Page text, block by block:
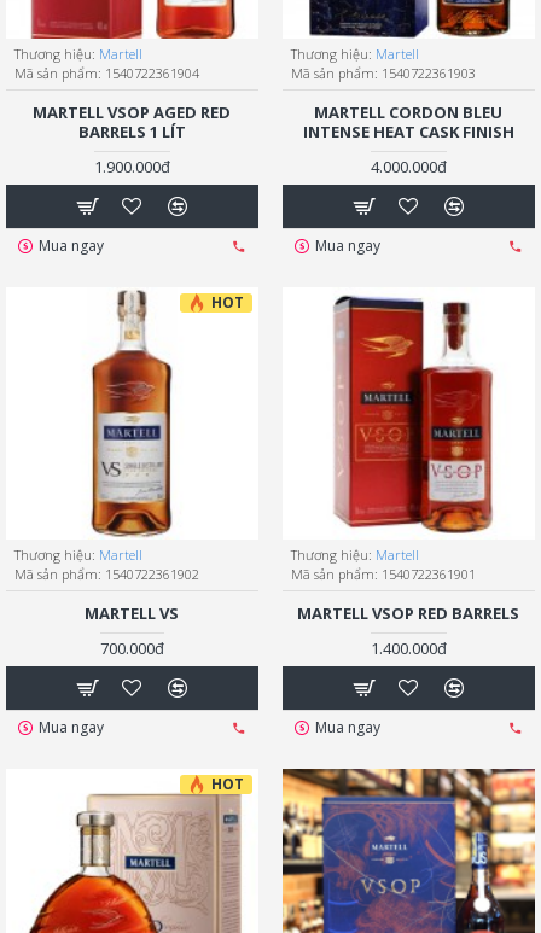
Thương hiệu: Martell
Mã sản phẩm: 1540722361904
MARTELL VSOP AGED RED
BARRELS 1 LÍT
1.900.000đ
Mua ngay
Thương hiệu: Martell
Mã sản phẩm: 1540722361903
MARTELL CORDON BLEU
INTENSE HEAT CASK FINISH
4.000.000đ
Mua ngay
HOT
Thương hiệu: Martell
Mã sản phẩm: 1540722361902
MARTELL VS
700.000đ
Mua ngay
Thương hiệu: Martell
Mã sản phẩm: 1540722361901
MARTELL VSOP RED BARRELS
1.400.000đ
Mua ngay
HOT